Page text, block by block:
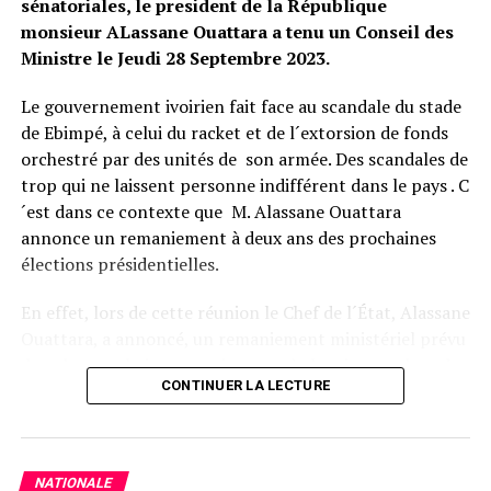
Saint Leo @leadernewsci
Facebook
Twitter
EmailWhatsApp
Comments
comments
sénatoriales, le president de la République
monsieur ALassane Ouattara a tenu un Conseil des
Ministre le Jeudi 28 Septembre 2023.
Le gouvernement ivoirien fait face au scandale du stade
de Ebimpé, à celui du racket et de l´extorsion de fonds
orchestré par des unités de son armée. Des scandales de
trop qui ne laissent personne indifférent dans le pays . C
´est dans ce contexte que M. Alassane Ouattara
annonce un remaniement à deux ans des prochaines
élections présidentielles.
En effet, lors de cette réunion le Chef de l´État, Alassane
dans les prochaines semaines, après la mise en place du
Sénat. Bien avant, le Chef de l´Etat procedera à la
pour la Bonne Gouvernance, du Grand Chancelier de
l’Ordre National et celle du président de la Cour de
CONTINUER LA LECTURE
NATIONALE